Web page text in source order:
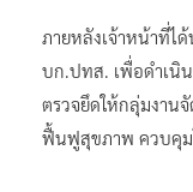
ภายหลังเจ้าหน้าที่ไ
บก.ปทส. เพื่อดำเนิ
ตรวจยึดให้กลุ่มงาน
ฟื้นฟูสุขภาพ ควบคุม